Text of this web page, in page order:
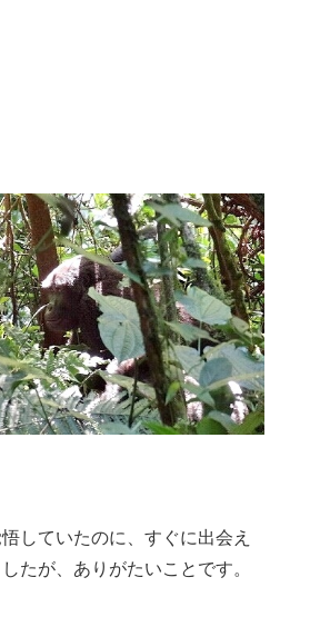
していたのに、すぐに出会え
たが、ありがたいことです。